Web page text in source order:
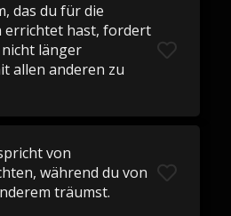
das du für die
errichtet hast, fordert
länger
allen anderen zu
von
während du von
träumst.